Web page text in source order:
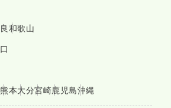
和歌山
熊本大分宮崎鹿児島沖縄